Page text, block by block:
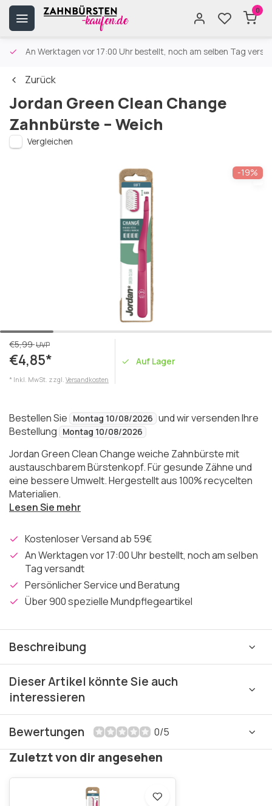
0
An Werktagen vor 17:00 Uhr bestellt, noch am selben Tag
Zurück
Jordan Green Clean Change
Zahnbürste – Weich
Vergleichen
-19%
€5,99UVP
€4,85*
* Inkl. MwSt. zzgl. Versandkosten
Auf Lager
Bestellen Sie Montag 10/08/2026 und wir versenden Ihre
Bestellung
Montag 10/08/2026
Jordan Green Clean Change weiche Zahnbürste mit
austauschbarem Bürstenkopf. Für gesunde Zähne und
eine bessere Umwelt. Hergestellt aus 100% recycelten
Materialien.
Lesen Sie mehr
Kostenloser Versand ab 59€
An Werktagen vor 17:00 Uhr bestellt, noch am selben
Tag versandt
Persönlicher Service und Beratung
Über 900 spezielle Mundpflegeartikel
Beschreibung
Dieser Artikel könnte Sie auch
interessieren
Bewertungen 0/5
Zuletzt von dir angesehen